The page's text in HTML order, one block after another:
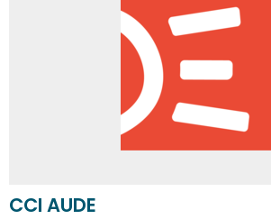
CCI AUDE